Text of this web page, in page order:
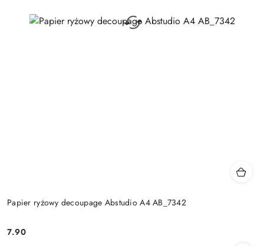
Papier ryżowy decoupage Abstudio A4 AB_7342
Cena:
7.90